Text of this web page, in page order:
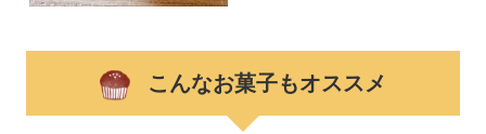
こんなお菓子もオススメ